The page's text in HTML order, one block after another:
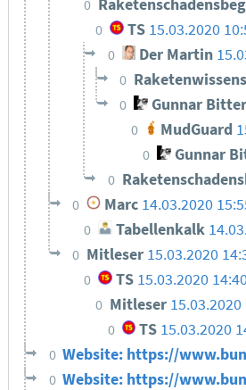
0
0 TS 15.03.2020
0 Der Martin
0
0 Gunnar
0 MudGuard
0 Gunnar
0
0 Marc 14.03.2020
0 Tabellenkalk
0 Mitleser 15.03.2020
0 TS 15.03.2020
0 Mitleser 15.03.2020
0 TS 15.03.2020
0 Website: https://
0 Website: https://